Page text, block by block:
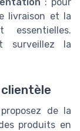
livraison et la
essentielles.
surveillez la
de la
produits en